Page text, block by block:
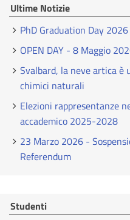
Ultime Notizie
PhD Graduation Day 2026
OPEN DAY - 8 Maggio
Svalbard, la neve artica è
chimici naturali
Elezioni rappresentanze
accademico 2025-2028
23 Marzo 2026 -
Referendum
Studenti